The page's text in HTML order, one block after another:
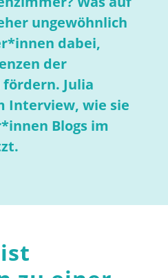
ungewöhnlich
dabei,
der
Julia
Interview, wie sie
Blogs im